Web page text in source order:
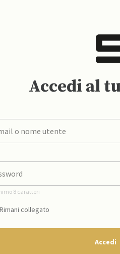
Accedi al
8 caratteri
collegato
Accedi